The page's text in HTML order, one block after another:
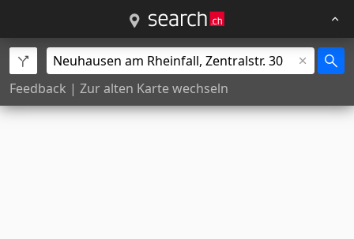
Feedback | Zur alten Karte wechseln